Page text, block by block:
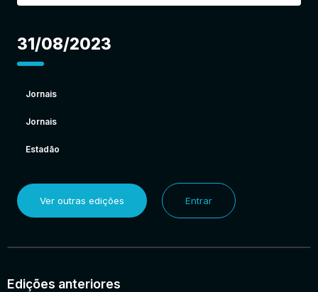
31/08/2023
Jornais
Jornais
Estadão
Ver outras edições Entrar
Edições anteriores